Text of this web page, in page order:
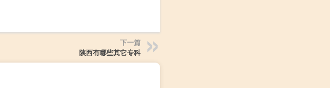
下一篇
陕西有哪些其它专科